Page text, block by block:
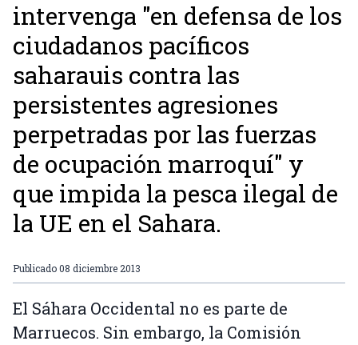
intervenga "en defensa de los
ciudadanos pacíficos
saharauis contra las
persistentes agresiones
perpetradas por las fuerzas
de ocupación marroquí" y
que impida la pesca ilegal de
la UE en el Sahara.
Publicado08 diciembre 2013
El Sáhara Occidental no es parte de
Marruecos. Sin embargo, la Comisión